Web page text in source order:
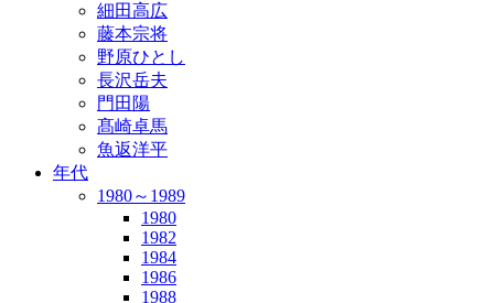
細田高広
藤本宗将
野原ひとし
長沢岳夫
門田陽
髙崎卓馬
魚返洋平
年代
1980～1989
1980
1982
1984
1986
1988